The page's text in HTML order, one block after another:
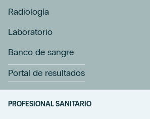
Radiología
Laboratorio
Banco de sangre
Portal de resultados
PROFESIONAL SANITARIO